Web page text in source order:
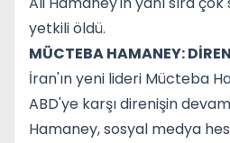
yetkili öldü.
MÜCTEBA HAMANEY:
İran'ın yeni lideri Mücteba
ABD'ye karşı direnişin
Hamaney, sosyal medya